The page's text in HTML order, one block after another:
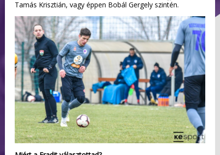
Tamás Krisztián, vagy éppen Bobál Gergely szintén.